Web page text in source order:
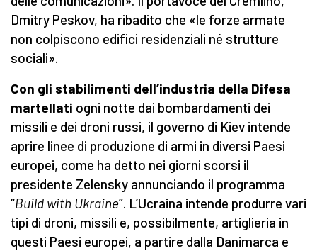
Dmitry Peskov, ha ribadito che «le forze armate
non colpiscono edifici residenziali né strutture
sociali».
Con gli stabilimenti dell’industria della Difesa
martellati ogni notte dai bombardamenti dei
missili e dei droni russi, il governo di Kiev intende
aprire linee di produzione di armi in diversi Paesi
europei, come ha detto nei giorni scorsi il
presidente Zelensky annunciando il programma
“Build with Ukraine”. L’Ucraina intende produrre vari
tipi di droni, missili e, possibilmente, artiglieria in
questi Paesi europei, a partire dalla Danimarca e